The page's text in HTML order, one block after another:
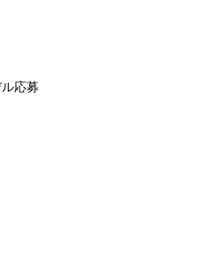
応募